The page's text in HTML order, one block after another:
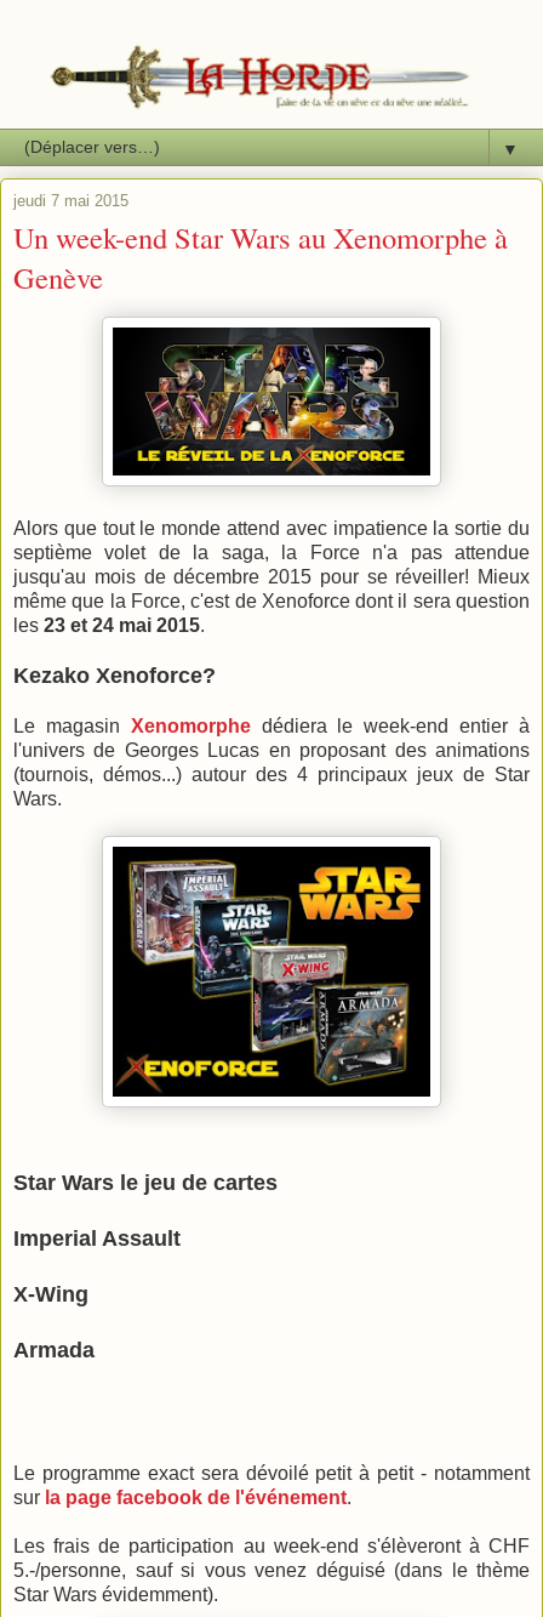
▼
jeudi 7 mai 2015
Un week-end Star Wars au Xenomorphe à
Genève
Alors que tout le monde attend avec impatience la sortie du
septième volet de la saga, la Force n'a pas attendue
jusqu'au mois de décembre 2015 pour se réveiller! Mieux
même que la Force, c'est de Xenoforce dont il sera question
les 23 et 24 mai 2015.
Kezako Xenoforce?
Le magasin Xenomorphe dédiera le week-end entier à
l'univers de Georges Lucas en proposant des animations
(tournois, démos...) autour des 4 principaux jeux de Star
Wars.
Star Wars le jeu de cartes
Imperial Assault
X-Wing
Armada
Le programme exact sera dévoilé petit à petit - notamment
sur la page facebook de l'événement.
Les frais de participation au week-end s'élèveront à CHF
5.-/personne, sauf si vous venez déguisé (dans le thème
Star Wars évidemment).